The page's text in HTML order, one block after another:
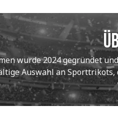
wurde 2024 gegründet
Auswahl an